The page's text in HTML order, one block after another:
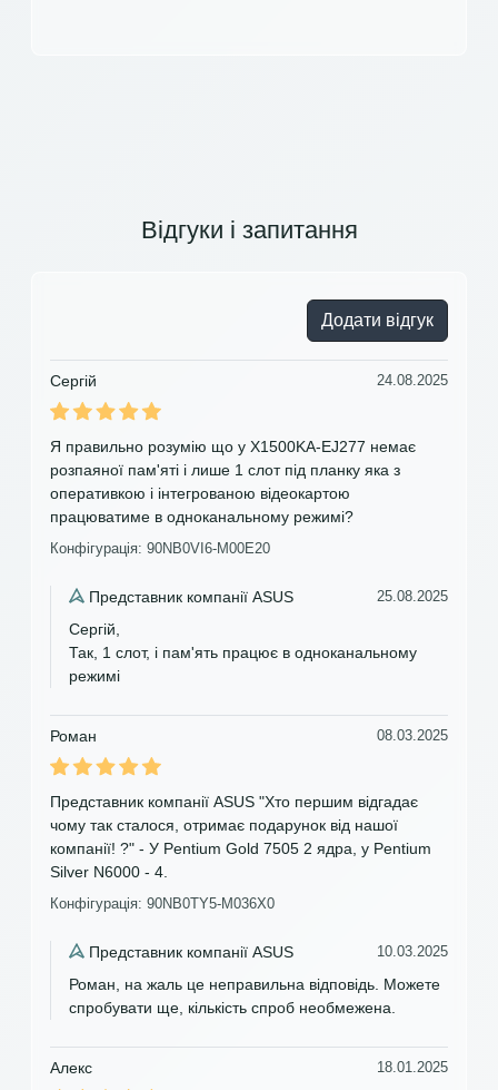
Відгуки і запитання
Додати відгук
Сергій 24.08.2025
Я правильно розумію що у X1500KA-EJ277 немає
розпаяної пам'яті і лише 1 слот під планку яка з
оперативкою і інтегрованою відеокартою
працюватиме в одноканальному режимі?
Конфігурація: 90NB0VI6-M00E20
Представник компанії ASUS 25.08.2025
Сергій,
Так, 1 слот, і пам'ять працює в одноканальному
режимі
Роман 08.03.2025
Представник компанії ASUS "Хто першим відгадає
чому так сталося, отримає подарунок від нашої
компанії! ?" - У Pentium Gold 7505 2 ядра, у Pentium
Silver N6000 - 4.
Конфігурація: 90NB0TY5-M036X0
Представник компанії ASUS 10.03.2025
Роман, на жаль це неправильна відповідь. Можете
спробувати ще, кількість спроб необмежена.
Алекс 18.01.2025